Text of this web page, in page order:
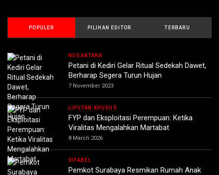
POPULER PILIHAN EDITOR TERBARU
NUSANTARA
Petani di Kediri Gelar Ritual Sedekah Dawet,
Berharap Segera Turun Hujan
7 November 2023
LIPUTAN KHUSUS
FYP dan Eksploitasi Perempuan: Ketika
Viralitas Mengalahkan Martabat
8 March 2026
DIFABEL
Pemkot Surabaya Resmikan Rumah Anak